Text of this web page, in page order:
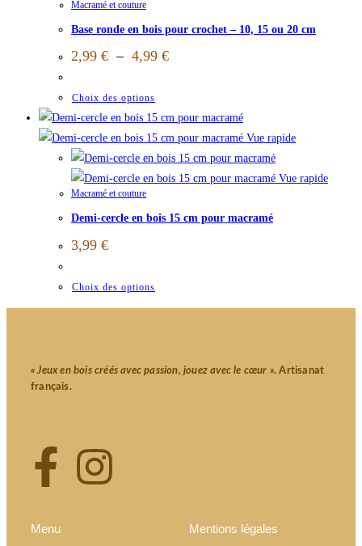
Macramé et couture
Base ronde en bois pour crochet – 10, 15 ou 20 cm
2,99 € – 4,99 €
Choix des options
Vue rapide
Vue rapide
Macramé et couture
Demi-cercle en bois 15 cm pour macramé
3,99 €
Choix des options
« Jeux en bois créés avec passion, jouez avec le cœur ».Artisanat
français.
Menu Mentions légales